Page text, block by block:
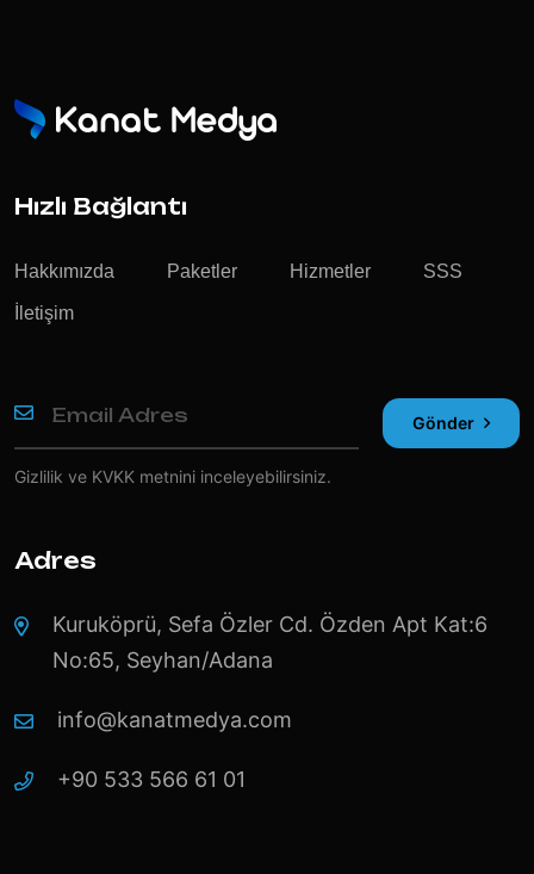
Hızlı Bağlantı
Hakkımızda Paketler Hizmetler SSS
İletişim
Gönder
Gizlilik ve KVKK metnini inceleyebilirsiniz.
Adres
Kuruköprü, Sefa Özler Cd. Özden Apt Kat:6
No:65, Seyhan/Adana
info@kanatmedya.com
+90 533 566 61 01